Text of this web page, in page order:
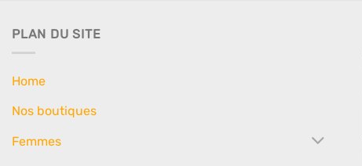
PLAN DU SITE
Home
Nos boutiques
Femmes